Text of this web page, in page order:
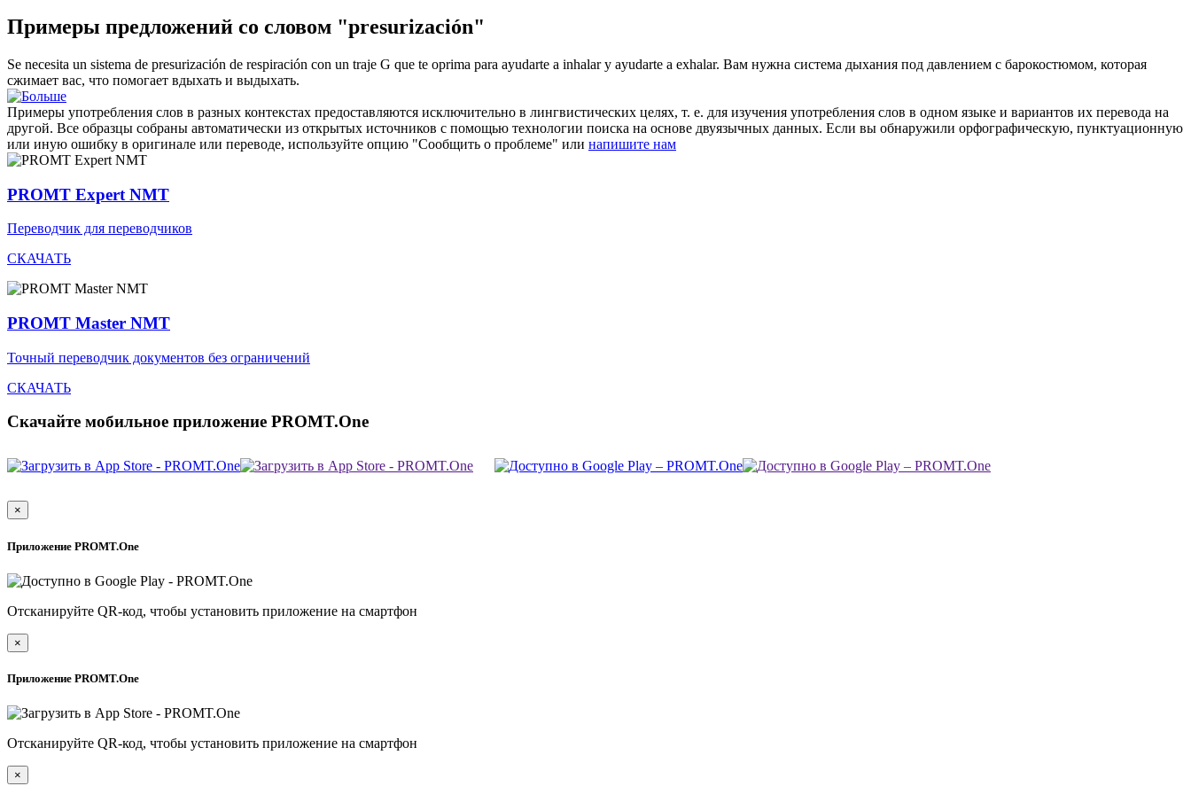
Примеры предложений со словом "presurización"
Se necesita un sistema de presurización de respiración con un traje G que te oprima para ayudarte a inhalar y ayudarte a exhalar. Вам нужна система дыхания под давлением с барокостюмом, которая
сжимает вас, что помогает вдыхать и выдыхать.
Примеры употребления слов в разных контекстах предоставляются исключительно в лингвистических целях, т. е. для изучения употребления слов в одном языке и вариантов их перевода на
другой. Все образцы собраны автоматически из открытых источников с помощью технологии поиска на основе двуязычных данных. Если вы обнаружили орфографическую, пунктуационную
или иную ошибку в оригинале или переводе, используйте опцию "Сообщить о проблеме" или напишите нам
PROMT Expert NMT
Переводчик для переводчиков
СКАЧАТЬ
PROMT Master NMT
Точный переводчик документов без ограничений
СКАЧАТЬ
Скачайте мобильное приложение PROMT.One
×
Приложение PROMT.One
Отсканируйте QR-код, чтобы установить приложение на смартфон
×
Приложение PROMT.One
Отсканируйте QR-код, чтобы установить приложение на смартфон
×